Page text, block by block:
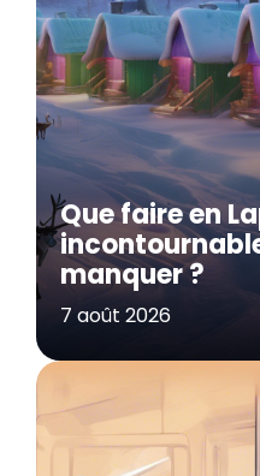
Que faire en
manquer ?
7 août 2026